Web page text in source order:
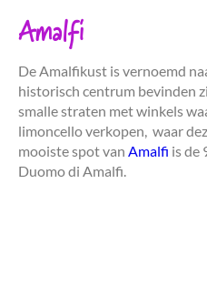
Amalfi
De Amalfikust is vernoemd
historisch centrum bevinden
smalle straten met winkels
limoncello verkopen, waar
mooiste spot van Amalfi is de
Duomo di Amalfi.